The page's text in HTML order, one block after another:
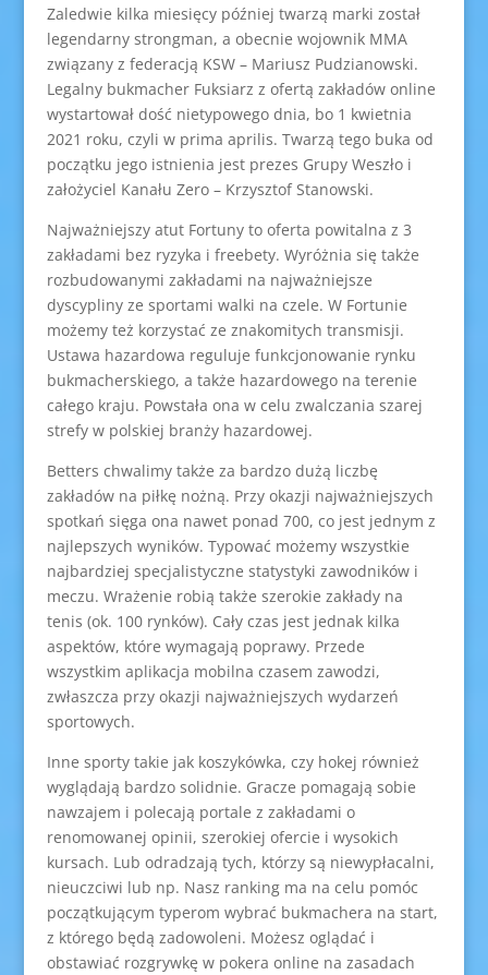
Zaledwie kilka miesięcy później twarzą marki został
legendarny strongman, a obecnie wojownik MMA
związany z federacją KSW – Mariusz Pudzianowski.
Legalny bukmacher Fuksiarz z ofertą zakładów online
wystartował dość nietypowego dnia, bo 1 kwietnia
2021 roku, czyli w prima aprilis. Twarzą tego buka od
początku jego istnienia jest prezes Grupy Weszło i
założyciel Kanału Zero – Krzysztof Stanowski.
Najważniejszy atut Fortuny to oferta powitalna z 3
zakładami bez ryzyka i freebety. Wyróżnia się także
rozbudowanymi zakładami na najważniejsze
dyscypliny ze sportami walki na czele. W Fortunie
możemy też korzystać ze znakomitych transmisji.
Ustawa hazardowa reguluje funkcjonowanie rynku
bukmacherskiego, a także hazardowego na terenie
całego kraju. Powstała ona w celu zwalczania szarej
strefy w polskiej branży hazardowej.
Betters chwalimy także za bardzo dużą liczbę
zakładów na piłkę nożną. Przy okazji najważniejszych
spotkań sięga ona nawet ponad 700, co jest jednym z
najlepszych wyników. Typować możemy wszystkie
najbardziej specjalistyczne statystyki zawodników i
meczu. Wrażenie robią także szerokie zakłady na
tenis (ok. 100 rynków). Cały czas jest jednak kilka
aspektów, które wymagają poprawy. Przede
wszystkim aplikacja mobilna czasem zawodzi,
zwłaszcza przy okazji najważniejszych wydarzeń
sportowych.
Inne sporty takie jak koszykówka, czy hokej również
wyglądają bardzo solidnie. Gracze pomagają sobie
nawzajem i polecają portale z zakładami o
renomowanej opinii, szerokiej ofercie i wysokich
kursach. Lub odradzają tych, którzy są niewypłacalni,
nieuczciwi lub np. Nasz ranking ma na celu pomóc
początkującym typerom wybrać bukmachera na start,
z którego będą zadowoleni. Możesz oglądać i
obstawiać rozgrywkę w pokera online na zasadach